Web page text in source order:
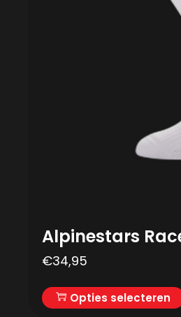
Alpinestars
€34,95
Opties selecteren